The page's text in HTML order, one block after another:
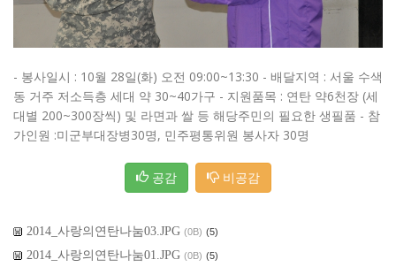
- 봉사일시 : 10월 28일(화) 오전 09:00~13:30 - 배달지역 : 서울 수색
동 거주 저소득층 세대 약 30~40가구 - 지원품목 : 연탄 약6천장 (세
대별 200~300장씩) 및 라면과 쌀 등 해당주민의 필요한 생필품 - 참
가인원 :미군부대장병30명, 민주평통위원 봉사자 30명
공감 비공감
2014_사랑의연탄나눔03.JPG (0B) (5)
2014_사랑의연탄나눔01.JPG (0B) (5)